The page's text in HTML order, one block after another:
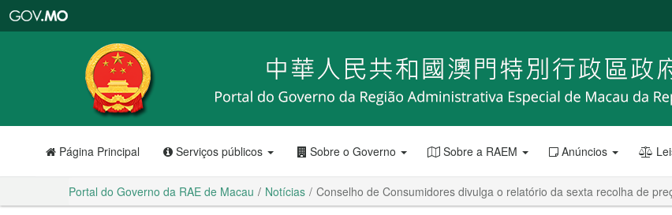
RAE
de
Macau
Página Principal Serviços públicos Sobre o Governo Sobre a RAEM Anúncios
Portal do Governo da RAE de Macau Notícias Conselho de Consumidores divulga o relatório da sexta recolha de